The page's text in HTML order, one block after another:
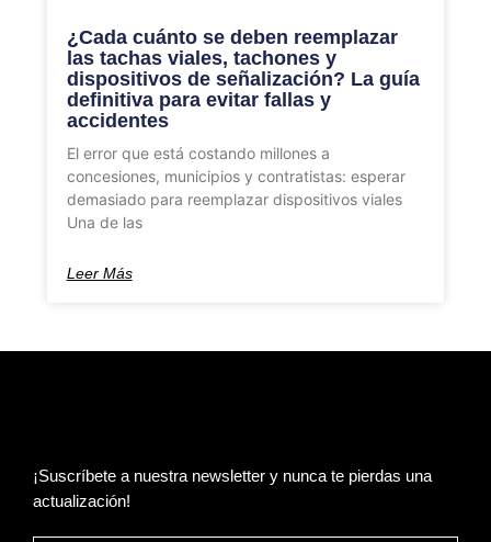
¿Cada cuánto se deben reemplazar
las tachas viales, tachones y
dispositivos de señalización? La guía
definitiva para evitar fallas y
accidentes
El error que está costando millones a
concesiones, municipios y contratistas: esperar
demasiado para reemplazar dispositivos viales
Una de las
Leer Más
¡Suscríbete a nuestra newsletter y nunca te pierdas una
actualización!